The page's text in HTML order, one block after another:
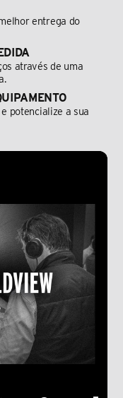
entrega do
através de uma
potencialize a sua